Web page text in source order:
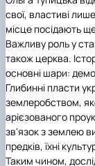
свої, властиві
місце посідають
Важливу роль у
також церква.
основні шари:
Глибинні пласти
землеробством,
арієзованого
зв'язок з землею
предків, їхні
Таким чином,